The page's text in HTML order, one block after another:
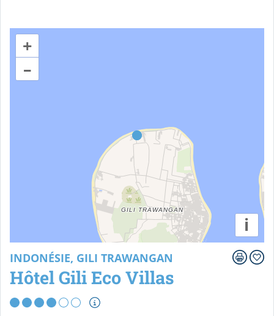
INDONÉSIE, GILI TRAWANGAN
Hôtel Gili Eco Villas
+
–
i